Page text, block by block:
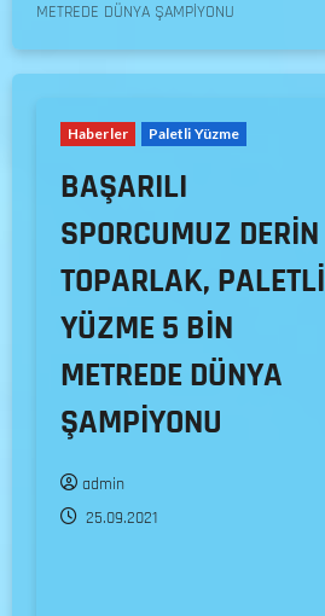
METREDE DÜNYA ŞAMPİYONU
Haberler Paletli Yüzme
BAŞARILI
SPORCUMUZ DERİN
TOPARLAK, PALETLİ
YÜZME 5 BİN
METREDE DÜNYA
ŞAMPİYONU
admin
25.09.2021